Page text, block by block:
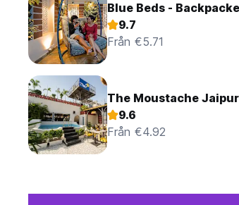
Blue Beds -
9.7
Från €5.71
The Moustache Jaipur
9.6
Från €4.92